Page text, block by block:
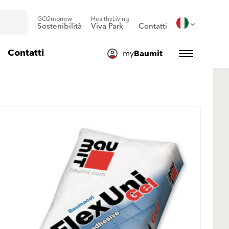
GO2morrow
Sostenibilità
HealthyLiving
Viva Park Contatti
Contatti myBaumit